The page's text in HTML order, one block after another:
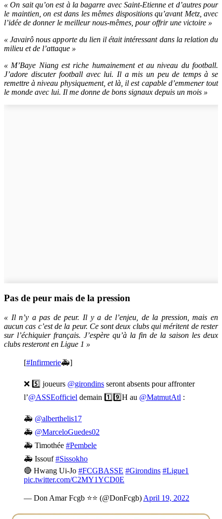
« On sait qu’on est à la bagarre avec Saint-Etienne et d’autres pour
le maintien, on est dans les mêmes dispositions qu’avant Metz, avec
l’idée de donner le meilleur nous-mêmes, pour offrir une victoire »
« Javairô nous apporte du lien il était intéressant dans la relation du
milieu et de l’attaque »
« M’Baye Niang est riche humainement et au niveau du football.
J’adore discuter football avec lui. Il a mis un peu de temps à se
remettre à niveau physiquement, et là, il est capable d’emmener tout
le monde avec lui. Il me donne de bons signaux depuis un mois »
Pas de peur mais de la pression
« Il n’y a pas de peur. Il y a de l’enjeu, de la pression, mais en
aucun cas c’est de la peur. Ce sont deux clubs qui méritent de rester
sur l’échiquier français. J’espère qu’à la fin de la saison les deux
clubs resteront en Ligue 1 »
[#Infirmerie🚑]
❌ 5️⃣ joueurs @girondins seront absents pour affronter
l’@ASSEofficiel demain 1️⃣9️⃣H au @MatmutAtl :
🚑 @alberthelis17
🚑 @MarceloGuedes02
🚑 Timothée #Pembele
🚑 Issouf#Sissokho
🔴 Hwang Ui-Jo #FCGBASSE #Girondins #Ligue1
pic.twitter.com/C2MY1YCD0E
— Don Amar Fcgb ⭐️⭐️ (@DonFcgb) April 19, 2022